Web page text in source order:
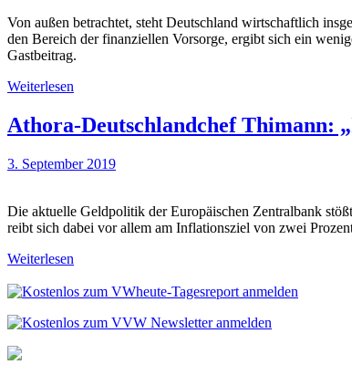
Von außen betrachtet, steht Deutschland wirtschaftlich
den Bereich der finanziellen Vorsorge, ergibt sich ein
Gastbeitrag.
Weiterlesen
Athora-Deutschlandchef Thimann:
3. September 2019
Die aktuelle Geldpolitik der Europäischen Zentralbank
reibt sich dabei vor allem am Inflationsziel von zwei
Weiterlesen